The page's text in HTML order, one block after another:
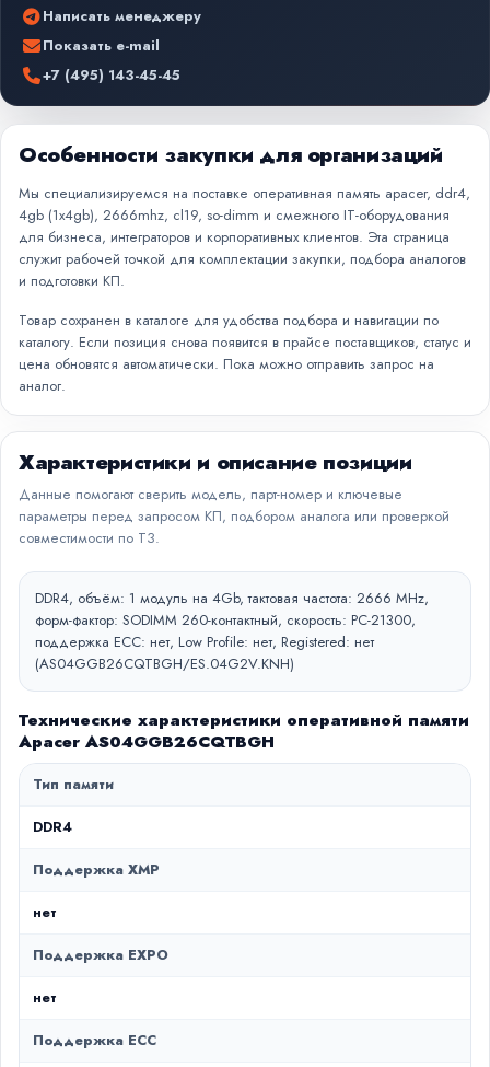
Написать менеджеру
Показать e-mail
+7 (495) 143-45-45
Особенности закупки для организаций
Мы специализируемся на поставке оперативная память apacer, ddr4,
4gb (1x4gb), 2666mhz, cl19, so-dimm и смежного IT-оборудования
для бизнеса, интеграторов и корпоративных клиентов. Эта страница
служит рабочей точкой для комплектации закупки, подбора аналогов
и подготовки КП.
Товар сохранен в каталоге для удобства подбора и навигации по
каталогу. Если позиция снова появится в прайсе поставщиков, статус и
цена обновятся автоматически. Пока можно отправить запрос на
аналог.
Характеристики и описание позиции
Данные помогают сверить модель, парт-номер и ключевые
параметры перед запросом КП, подбором аналога или проверкой
совместимости по ТЗ.
DDR4, объём: 1 модуль на 4Gb, тактовая частота: 2666 MHz,
форм-фактор: SODIMM 260-контактный, скорость: PC-21300,
поддержка ECC: нет, Low Profile: нет, Registered: нет
(AS04GGB26CQTBGH/ES.04G2V.KNH)
Технические характеристики оперативной памяти
Apacer AS04GGB26CQTBGH
Тип памяти
DDR4
Поддержка XMP
нет
Поддержка EXPO
нет
Поддержка ECC